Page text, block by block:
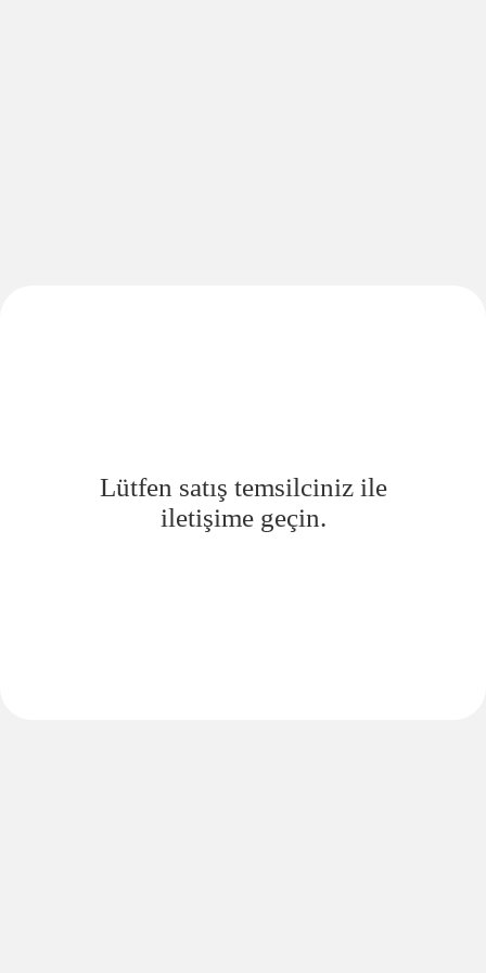
Lütfen satış temsilciniz ile
iletişime geçin.